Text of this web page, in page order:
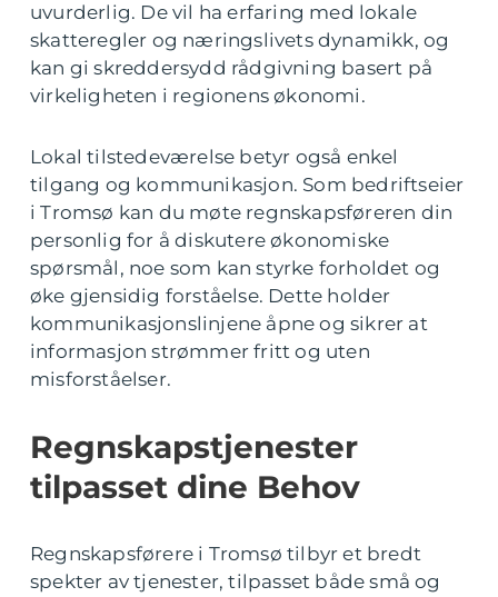
uvurderlig. De vil ha erfaring med lokale
skatteregler og næringslivets dynamikk, og
kan gi skreddersydd rådgivning basert på
virkeligheten i regionens økonomi.
Lokal tilstedeværelse betyr også enkel
tilgang og kommunikasjon. Som bedriftseier
i Tromsø kan du møte regnskapsføreren din
personlig for å diskutere økonomiske
spørsmål, noe som kan styrke forholdet og
øke gjensidig forståelse. Dette holder
kommunikasjonslinjene åpne og sikrer at
informasjon strømmer fritt og uten
misforståelser.
Regnskapstjenester
tilpasset dine Behov
Regnskapsførere i Tromsø tilbyr et bredt
spekter av tjenester, tilpasset både små og